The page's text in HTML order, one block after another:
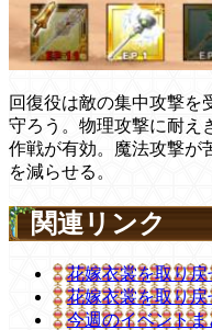
回復役は敵の集中攻撃を
守ろう。物理攻撃に耐え
作戦が有効。魔法攻撃が
を減らせる。
関連リンク
花嫁衣裳を取り
花嫁衣裳を取り
今週のイベントま